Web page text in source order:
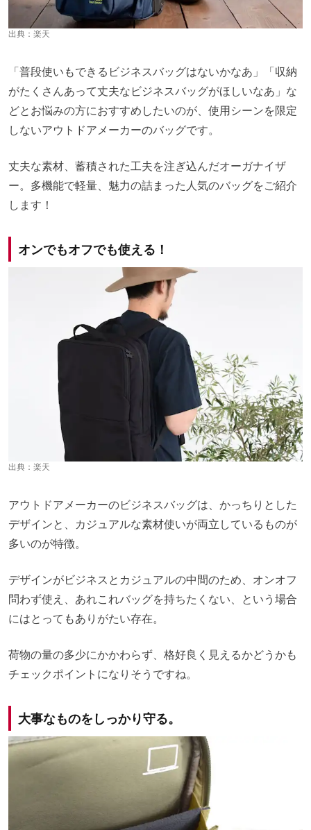
出典： 楽天
「普段使いもできるビジネスバッグはないかなあ」「収納
がたくさんあって丈夫なビジネスバッグがほしいなあ」な
どとお悩みの方におすすめしたいのが、使用シーンを限定
しないアウトドアメーカーのバッグです。
丈夫な素材、蓄積された工夫を注ぎ込んだオーガナイザ
ー。多機能で軽量、魅力の詰まった人気のバッグをご紹介
します！
オンでもオフでも使える！
出典： 楽天
アウトドアメーカーのビジネスバッグは、かっちりとした
デザインと、カジュアルな素材使いが両立しているものが
多いのが特徴。
デザインがビジネスとカジュアルの中間のため、オンオフ
問わず使え、あれこれバッグを持ちたくない、という場合
にはとってもありがたい存在。
荷物の量の多少にかかわらず、格好良く見えるかどうかも
チェックポイントになりそうですね。
大事なものをしっかり守る。